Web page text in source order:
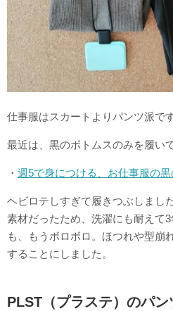
仕事服はスカートよりパンツ派です
最近は、黒のボトムスのみを履い
・ 週5で身につける、お仕事服の黒
ヘビロテしすぎて履きつぶしまし
素材だったため、洗濯にも耐えて
も、もうボロボロ。ほつれや型崩
することにしました。
PLST（プラステ）のパン